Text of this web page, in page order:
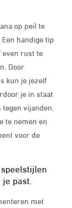
op peil te
handige tip
even rust te
Door
kun je jezelf
je in staat
vijanden.
te nemen en
voor de
past.
met